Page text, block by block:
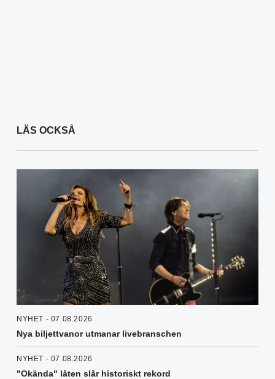
LÄS OCKSÅ
NYHET - 07.08.2026
Nya biljettvanor utmanar livebranschen
NYHET - 07.08.2026
"Okända" låten slår historiskt rekord